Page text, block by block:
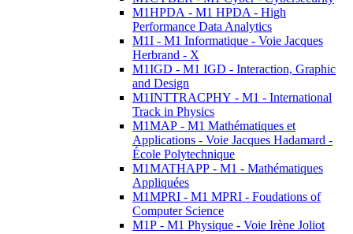
M1HPDA - M1 HPDA - High
Performance Data Analytics
M1I - M1 Informatique - Voie Jacques
Herbrand - X
M1IGD - M1 IGD - Interaction, Graphic
and Design
M1INTTRACPHY - M1 - International
Track in Physics
M1MAP - M1 Mathématiques et
Applications - Voie Jacques Hadamard -
École Polytechnique
M1MATHAPP - M1 - Mathématiques
Appliquées
M1MPRI - M1 MPRI - Foudations of
Computer Science
M1P - M1 Physique - Voie Irène Joliot